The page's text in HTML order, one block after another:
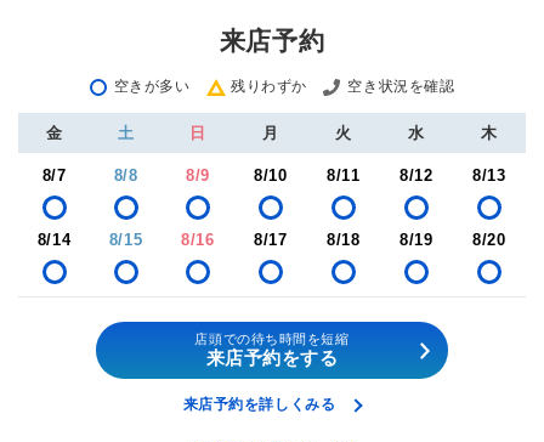
来店予約
空きが多い 残りわずか 空き状況を確認
金 土 日 月 火 水 木
8/7 8/8 8/9 8/10 8/11 8/12 8/13
8/14 8/15 8/16 8/17 8/18 8/19 8/20
店頭での待ち時間を短縮
来店予約をする
来店予約を詳しくみる